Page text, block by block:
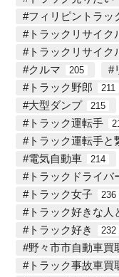
フィリピントラッ
トラックリサイク
トラックリサイク
クルマ 205
トラック野郎 211
大型ダンプ 215
トラック運転手
トラック運転手と
電気自動車 214
トラックドライバ
トラック女子 236
トラック好きな人
トラック好き 232
野々市市自動車買
トラック事故車買